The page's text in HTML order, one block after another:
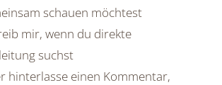
schauen möchtest
mir, wenn du direkte
suchst
hinterlasse einen Kommentar,